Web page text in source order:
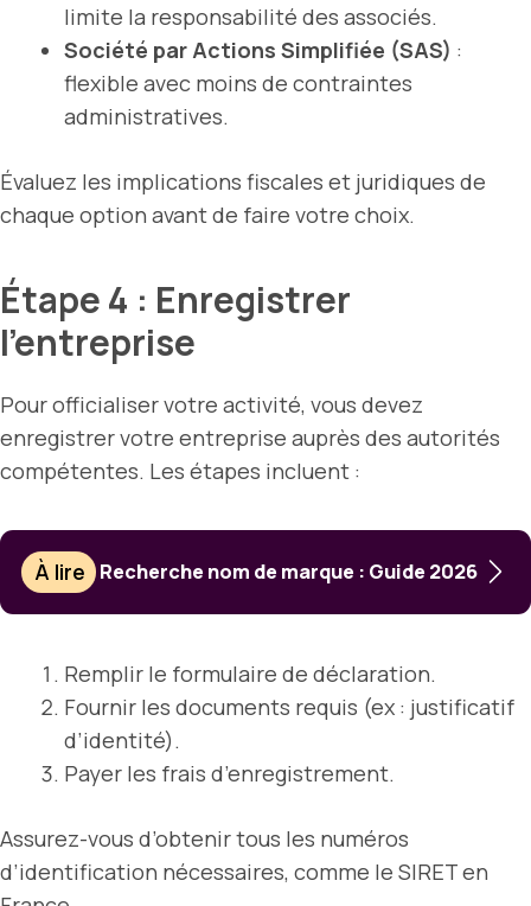
limite la responsabilité des associés.
Société par Actions Simplifiée (SAS) :
flexible avec moins de contraintes
administratives.
Évaluez les implications fiscales et juridiques de
chaque option avant de faire votre choix.
Étape 4 : Enregistrer
l’entreprise
Pour officialiser votre activité, vous devez
enregistrer votre entreprise auprès des autorités
compétentes. Les étapes incluent :
À lire Recherche nom de marque : Guide 2026
Remplir le formulaire de déclaration.
Fournir les documents requis (ex : justificatif
d’identité).
Payer les frais d’enregistrement.
Assurez-vous d’obtenir tous les numéros
d’identification nécessaires, comme le SIRET en